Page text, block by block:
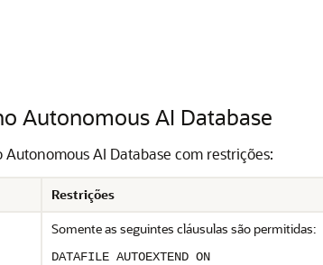
Autonomous AI Database
AI Database com restrições:
Restrições
Somente as seguintes cláusulas são permitidas:
DATAFILE AUTOEXTEND ON